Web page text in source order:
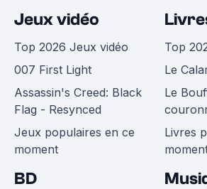
Jeux vidéo
Top 2026 Jeux vidéo
007 First Light
Assassin's Creed: Black
Flag - Resynced
Jeux populaires en ce
moment
Top
Le
Le
Livres
BD